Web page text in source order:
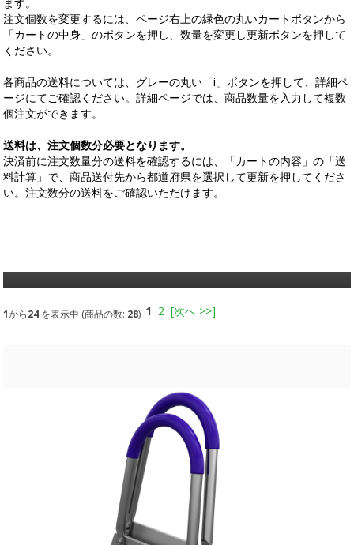
注文個数を変更するには、ページ右上の緑色の丸いカートボタンから
「カートの中身」のボタンを押し、数量を変更し更新ボタンを押して
ください。
各商品の送料については、グレーの丸い「i」ボタンを押して、詳細ペ
ージにてご確認ください。詳細ページでは、商品数量を入力して複数
個注文ができます。
送料は、注文個数分必要となります。
決済前に注文数量分の送料を確認するには、「カートの内容」の「送
料計算」で、商品送付先から都道府県を選択して更新を押してくださ
い。注文数分の送料をご確認いただけます。
1から24 を表示中 (商品の数: 28) 1 2 [次へ >>]